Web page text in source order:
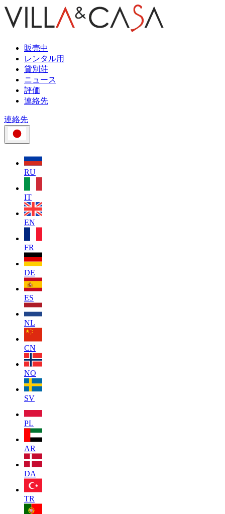
販売中
レンタル用
貸別荘
ニュース
評価
連絡先
連絡先
RU
IT
EN
FR
DE
ES
NL
CN
NO
SV
PL
AR
DA
TR